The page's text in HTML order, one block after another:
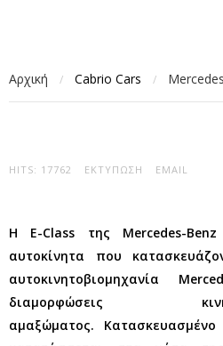
Αρχική / Cabrio Cars /
HITS: 17762 ΕΚΤΎΠΩΣΗ EMAIL
Η E-Class της Mercedes-Benz
αυτοκίνητα που
αυτοκινητοβιομηχανία
διαμορφώσεις
αμαξώματος.